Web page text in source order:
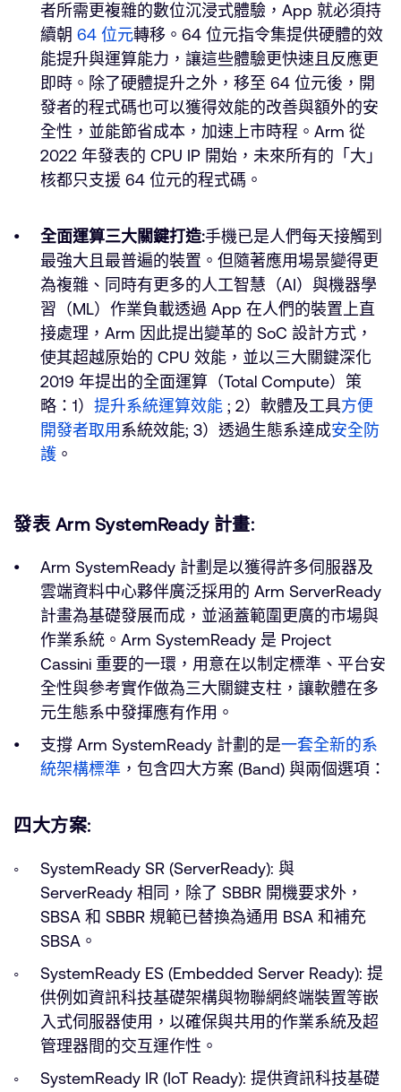
者所需更複雜的數位沉浸式體驗，App 就必須持
續朝 64 位元轉移。64 位元指令集提供硬體的效
能提升與運算能力，讓這些體驗更快速且反應更
即時。除了硬體提升之外，移至 64 位元後，開
發者的程式碼也可以獲得效能的改善與額外的安
全性，並能節省成本，加速上市時程。Arm 從
2022 年發表的 CPU IP 開始，未來所有的「大」
核都只支援 64 位元的程式碼。
全面運算三大關鍵打造:手機已是人們每天接觸到
最強大且最普遍的裝置。但隨著應用場景變得更
為複雜、同時有更多的人工智慧（AI）與機器學
習（ML）作業負載透過 App 在人們的裝置上直
接處理，Arm 因此提出變革的 SoC 設計方式，
使其超越原始的 CPU 效能，並以三大關鍵深化
2019 年提出的全面運算（Total Compute）策
略：1） 提升系統運算效能 ; 2）軟體及工具方便
開發者取用系統效能; 3）透過生態系達成安全防
護 。
發表 Arm SystemReady 計畫:
Arm SystemReady 計劃是以獲得許多伺服器及
雲端資料中心夥伴廣泛採用的 Arm ServerReady
計畫為基礎發展而成，並涵蓋範圍更廣的市場與
作業系統。Arm SystemReady 是 Project
Cassini 重要的一環，用意在以制定標準、平台安
全性與參考實作做為三大關鍵支柱，讓軟體在多
元生態系中發揮應有作用。
支撐 Arm SystemReady 計劃的是一套全新的系
統架構標準 ，包含四大方案 (Band) 與兩個選項：
四大方案:
SystemReady SR (ServerReady): 與
ServerReady 相同，除了 SBBR 開機要求外，
SBSA 和 SBBR 規範已替換為通用 BSA 和補充
SBSA。
SystemReady ES (Embedded Server Ready): 提
供例如資訊科技基礎架構與物聯網終端裝置等嵌
入式伺服器使用，以確保與共用的作業系統及超
管理器間的交互運作性。
SystemReady IR (IoT Ready): 提供資訊科技基礎